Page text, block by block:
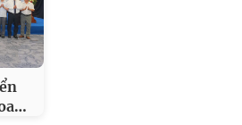
…